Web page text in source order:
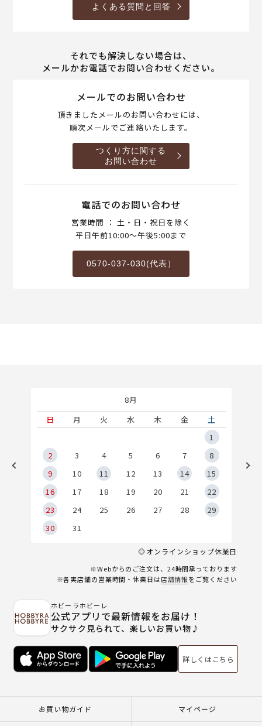
よくある質問と回答
それでも解決しない場合は、
メールかお電話でお問い合わせください。
メールでのお問い合わせ
頂きましたメールのお問い合わせには、
順次メールでご連絡いたします。
つくり方に関する
お問い合わせ
電話でのお問い合わせ
営業時間 ： 土・日・祝日を除く
平日午前10:00～午後5:00まで
0570-037-030(代表）
8月
日
月 火 水 木 金
土
1
2
3 4 5 6 7
8
9
10 11 12 13 14
15
16
17 18 19 20 21
22
23
24 25 26 27 28
29
30
31
オンラインショップ休業日
※Webからのご注文は、24時間承っております
※各実店舗の営業時間・休業日は店舗情報をご覧ください
ホビーラホビーレ
公式アプリで最新情報をお届け！
サクサク見られて、楽しいお買い物♪
詳しくはこちら
お買い物ガイド マイページ